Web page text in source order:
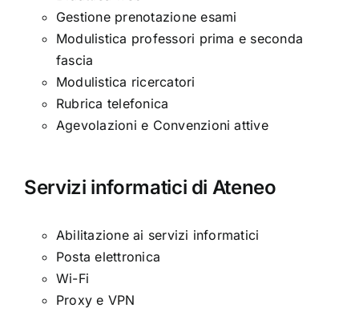
Gestione prenotazione esami
Modulistica professori prima e seconda
fascia
Modulistica ricercatori
Rubrica telefonica
Agevolazioni e Convenzioni attive
Servizi informatici di Ateneo
Abilitazione ai servizi informatici
Posta elettronica
Wi-Fi
Proxy e VPN